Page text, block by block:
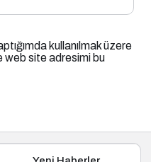
kullanılmak üzere
web site adresimi bu